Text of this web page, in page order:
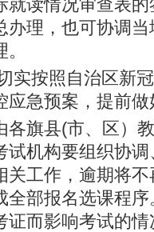
就读情况审查表
办理，也可协调
实按照自治区新
应急预案，提前做
各旗县(市、区）
试机构要组织协
关工作，逾期将
全部报名选课程
证而影响考试的